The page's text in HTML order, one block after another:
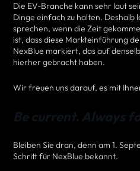
Die EV-Branche kann sehr laut
Dinge einfach zu halten. Deshalb
sprechen, wenn die Zeit
ist, dass diese Markteinführung
NexBlue markiert, das auf
hierher gebracht haben.
Wir freuen uns darauf, es mit
Be current. Always
Bleiben Sie dran, denn am 1.
Schritt für NexBlue bekannt.